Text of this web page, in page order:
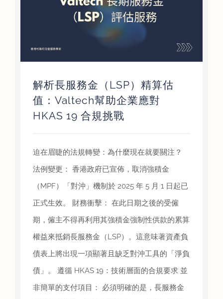
解析長服務金（LSP）精算估
值：Valtech幫助企業應對
HKAS 19 合規挑戰
迫在眉睫的法規轉變：為什麼現在就要關注？
法例變更： 香港政府已宣佈，取消強積金
（MPF）「對沖」機制於 2025 年 5 月 1 日起已
正式生效。 財務衝擊： 在此日期之後的受僱
期，僱主不得再利用其強積金強制性供款的累算
權益來抵銷長服務金（LSP）。這意味著資產負
債表上將出現一項顯著且缺乏對沖工具的「淨負
債」。 遵循 HKAS 19：技術層面的合規要求 並
非簡單的支付項目： 必須明確的是，長服務金